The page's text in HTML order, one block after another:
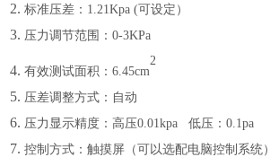
2.标准压差： 1.21Kpa (可设定）
3. 压力调节范围：0-3KPa
4.有效测试面积：6.45cm
2
5. 压差调整方式：自动
6. 压力显示精度：高压0.01kpa 低压：0.1pa
7.控制方式：触摸屏（可以选配电脑控制系统）